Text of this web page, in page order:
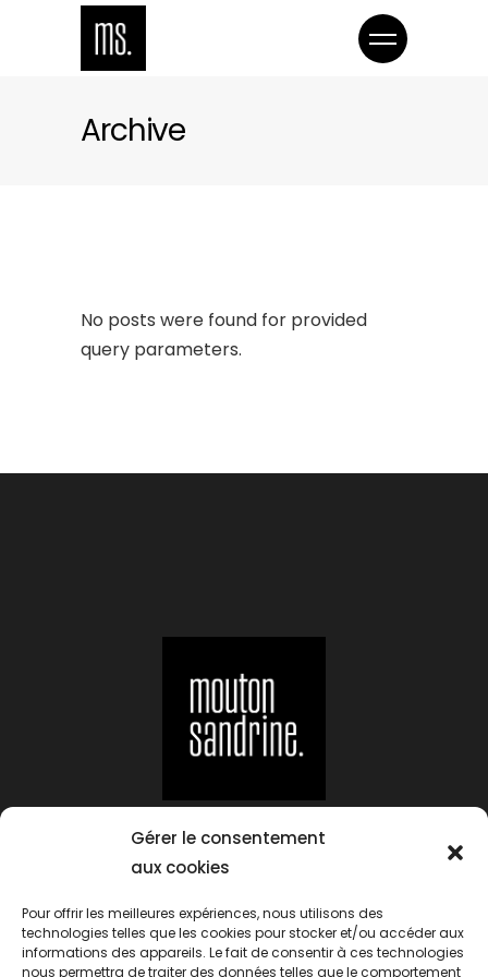
Gérer le consentement
aux cookies
Pour offrir les meilleures expériences, nous utilisons des
technologies telles que les cookies pour stocker et/ou accéder aux
informations des appareils. Le fait de consentir à ces technologies
nous permettra de traiter des données telles que le comportement
Archive
No posts were found for provided
query parameters.
Suivez-moi sur :
Contact
Mentions Légales